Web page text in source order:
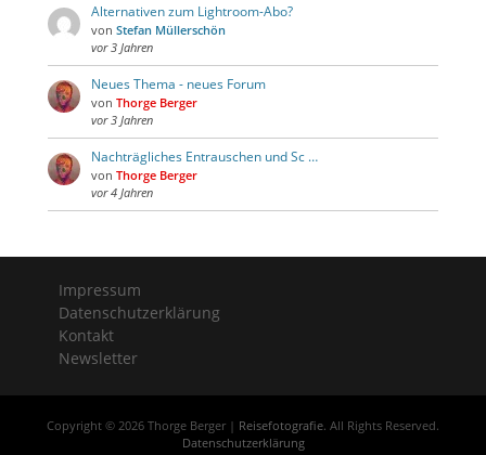
Alternativen zum Lightroom-Abo?
von Stefan Müllerschön
vor 3 Jahren
Neues Thema - neues Forum
von Thorge Berger
vor 3 Jahren
Nachträgliches Entrauschen und Sc …
von Thorge Berger
vor 4 Jahren
Impressum
Datenschutzerklärung
Kontakt
Newsletter
Copyright © 2026 Thorge Berger | Reisefotografie. All Rights Reserved.
Datenschutzerklärung